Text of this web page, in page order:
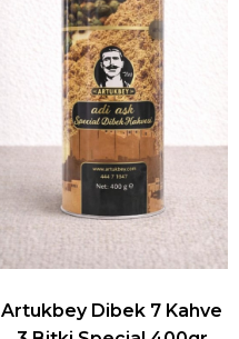
Artukbey Dibek 7 Kahve